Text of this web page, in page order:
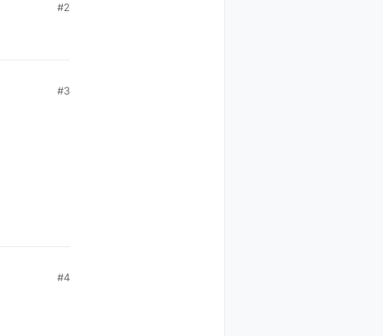
#2
#3
#4